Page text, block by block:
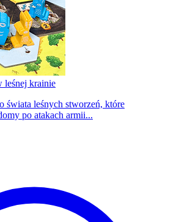
leśnej krainie
świata leśnych stworzeń, które
po atakach armii...